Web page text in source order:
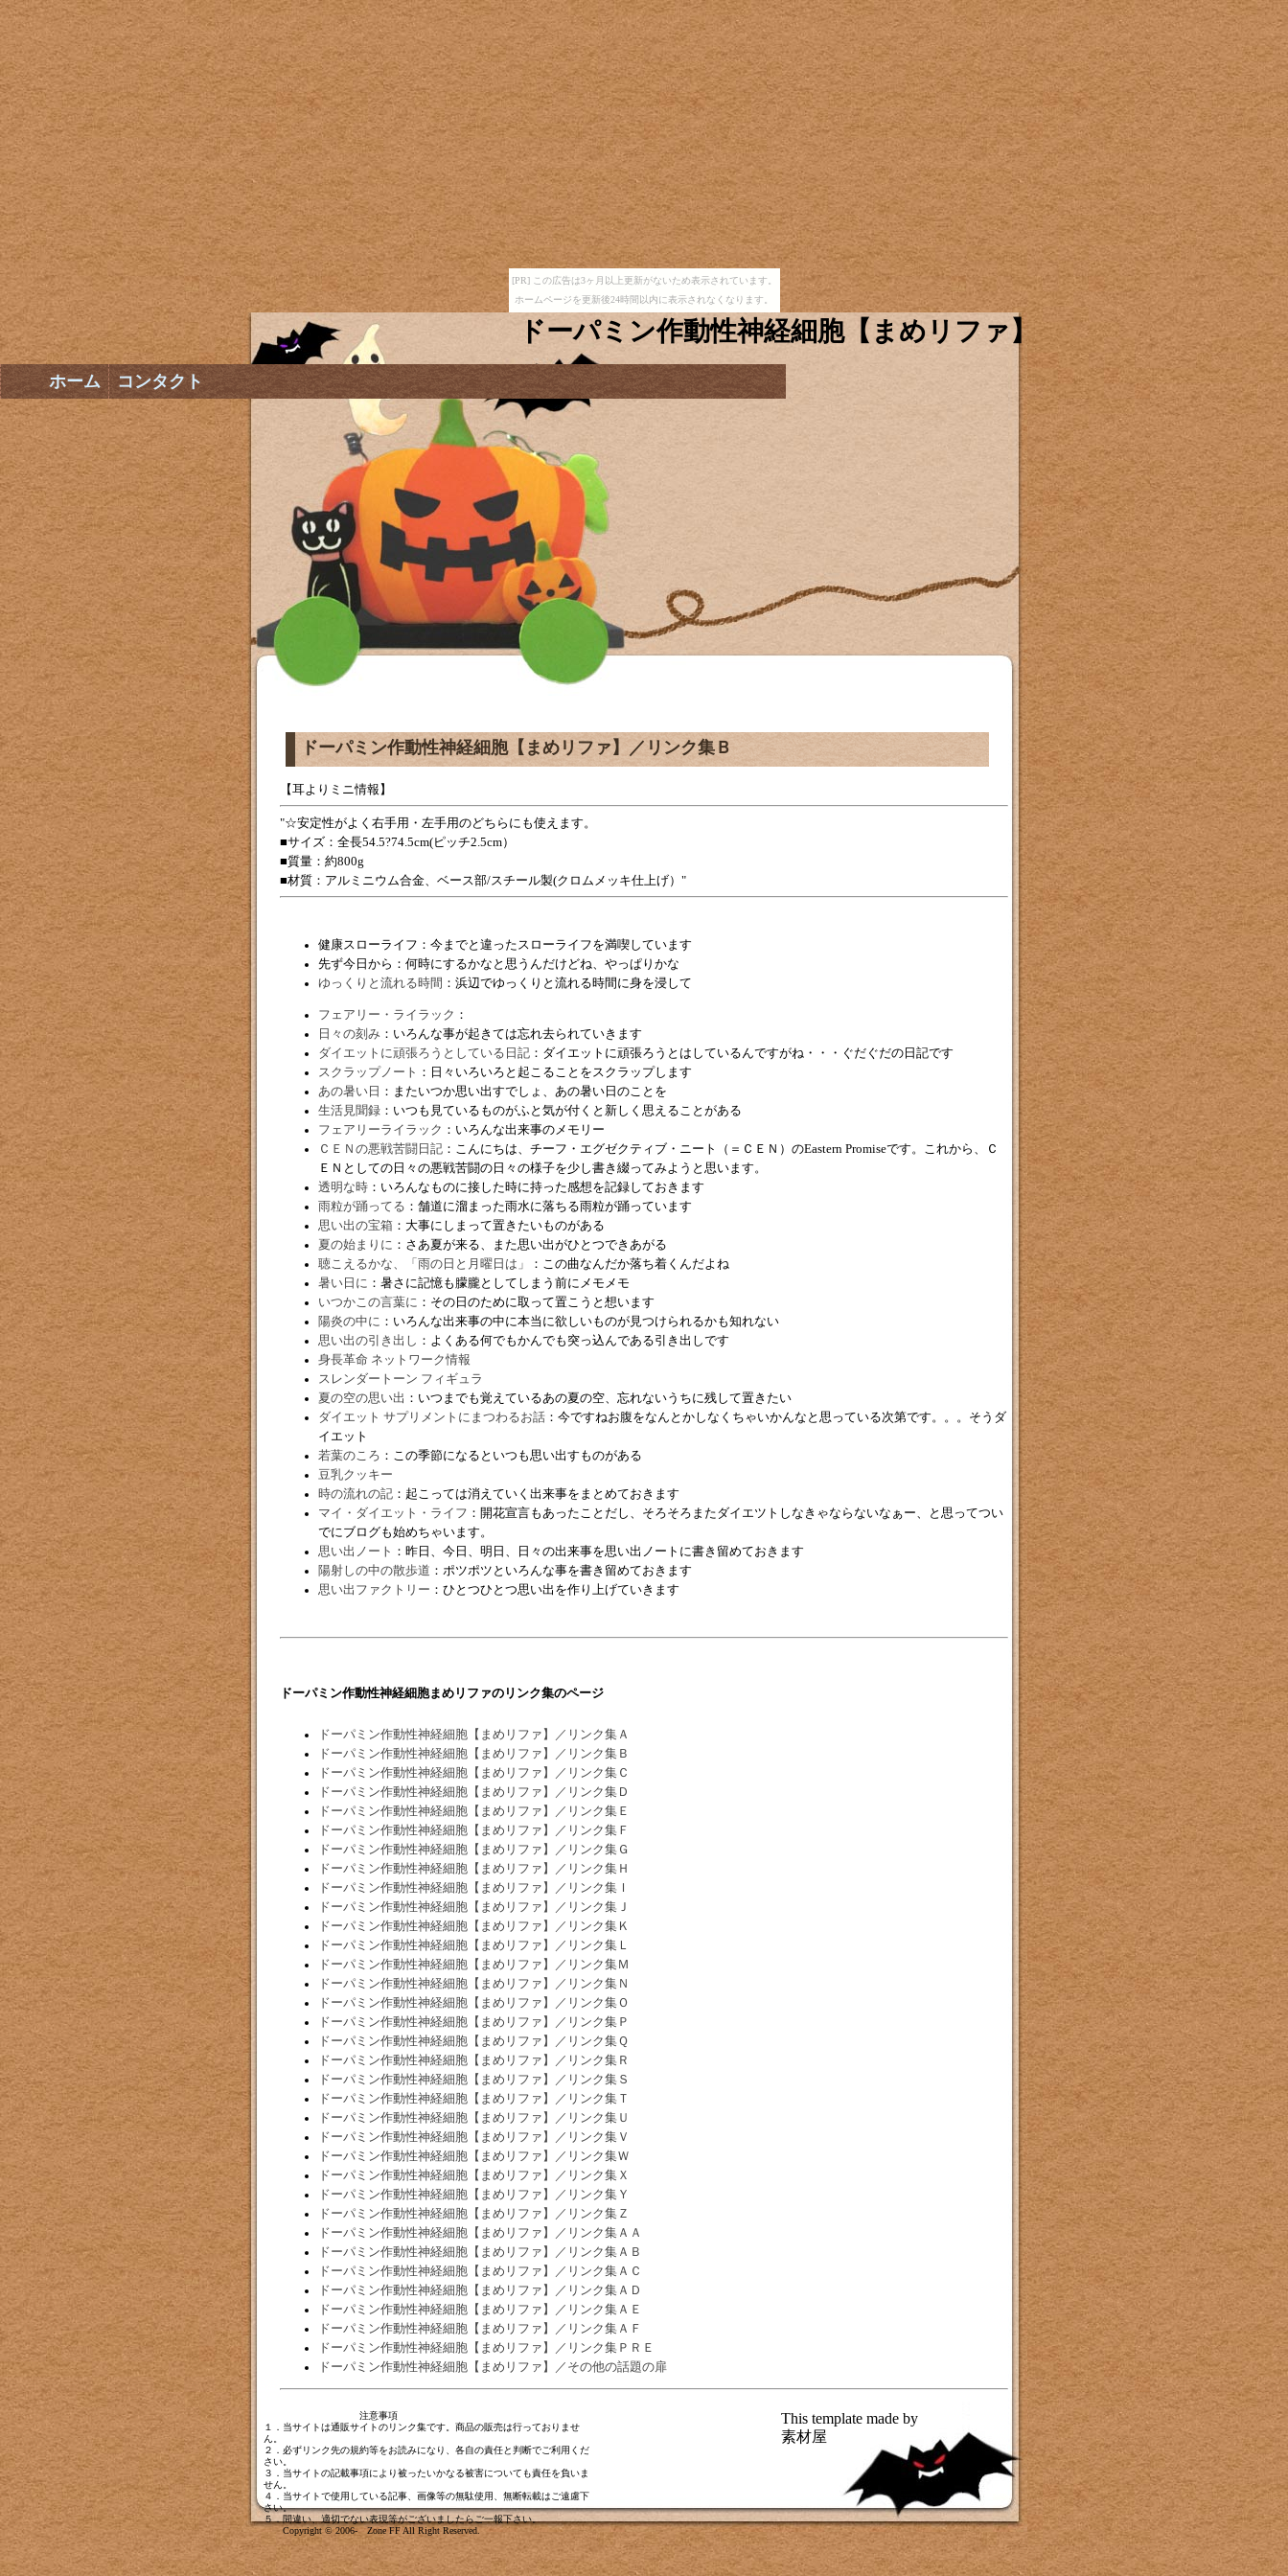
[PR] この広告は3ヶ月以上更新がないため表示されています。
ホームページを更新後24時間以内に表示されなくなります。
ドーパミン作動性神経細胞【まめリファ】
ドーパミン作動性神経細胞【まめリファ】／リンク集Ｂ
【耳よりミニ情報】
☆安定性がよく右手用・左手用のどちらにも使えます。
■サイズ：全長54.5?74.5cm(ピッチ2.5cm）
■質量：約800g
■材質：アルミニウム合金、ベース部/スチール製(クロムメッキ仕上げ）
健康スローライフ：今までと違ったスローライフを満喫しています
先ず今日から：何時にするかなと思うんだけどね、やっぱりかな
ゆっくりと流れる時間 ：浜辺でゆっくりと流れる時間に身を浸して
フェアリー・ライラック ：
日々の刻み ：いろんな事が起きては忘れ去られていきます
ダイエットに頑張ろうとしている日記 ：ダイエットに頑張ろうとはしているんですがね・・・ぐだぐだの日記です
スクラップノート ：日々いろいろと起こることをスクラップします
あの暑い日 ：またいつか思い出すでしょ、あの暑い日のことを
生活見聞録 ：いつも見ているものがふと気が付くと新しく思えることがある
フェアリーライラック ：いろんな出来事のメモリー
ＣＥＮの悪戦苦闘日記 ：こんにちは、チーフ・エグゼクティブ・ニート（＝ＣＥＮ）のEastern Promiseです。これから、Ｃ
ＥＮとしての日々の悪戦苦闘の日々の様子を少し書き綴ってみようと思います。
透明な時 ：いろんなものに接した時に持った感想を記録しておきます
雨粒が踊ってる ：舗道に溜まった雨水に落ちる雨粒が踊っています
思い出の宝箱 ：大事にしまって置きたいものがある
夏の始まりに ：さあ夏が来る、また思い出がひとつできあがる
聴こえるかな、「雨の日と月曜日は」
：この曲なんだか落ち着くんだよね
暑い日に ：暑さに記憶も朦朧としてしまう前にメモメモ
いつかこの言葉に ：その日のために取って置こうと想います
陽炎の中に ：いろんな出来事の中に本当に欲しいものが見つけられるかも知れない
思い出の引き出し ：よくある何でもかんでも突っ込んである引き出しです
身長革命 ネットワーク情報
スレンダートーン フィギュラ
夏の空の思い出 ：いつまでも覚えているあの夏の空、忘れないうちに残して置きたい
ダイエット サプリメントにまつわるお話 ：今ですねお腹をなんとかしなくちゃいかんなと思っている次第です。。。そうダ
イエット
若葉のころ ：この季節になるといつも思い出すものがある
豆乳クッキー
時の流れの記 ：起こっては消えていく出来事をまとめておきます
マイ・ダイエット・ライフ ：開花宣言もあったことだし、そろそろまたダイエツトしなきゃならないなぁー、と思ってつい
でにブログも始めちゃいます。
思い出ノート ：昨日、今日、明日、日々の出来事を思い出ノートに書き留めておきます
陽射しの中の散歩道 ：ポツポツといろんな事を書き留めておきます
思い出ファクトリー ：ひとつひとつ思い出を作り上げていきます
ドーパミン作動性神経細胞まめリファのリンク集のページ
ドーパミン作動性神経細胞【まめリファ】／リンク集Ａ
ドーパミン作動性神経細胞【まめリファ】／リンク集Ｂ
ドーパミン作動性神経細胞【まめリファ】／リンク集Ｃ
ドーパミン作動性神経細胞【まめリファ】／リンク集Ｄ
ドーパミン作動性神経細胞【まめリファ】／リンク集Ｅ
ドーパミン作動性神経細胞【まめリファ】／リンク集Ｆ
ドーパミン作動性神経細胞【まめリファ】／リンク集Ｇ
ドーパミン作動性神経細胞【まめリファ】／リンク集Ｈ
ドーパミン作動性神経細胞【まめリファ】／リンク集Ｉ
ドーパミン作動性神経細胞【まめリファ】／リンク集Ｊ
ドーパミン作動性神経細胞【まめリファ】／リンク集Ｋ
ドーパミン作動性神経細胞【まめリファ】／リンク集Ｌ
ドーパミン作動性神経細胞【まめリファ】／リンク集Ｍ
ドーパミン作動性神経細胞【まめリファ】／リンク集Ｎ
ドーパミン作動性神経細胞【まめリファ】／リンク集Ｏ
ドーパミン作動性神経細胞【まめリファ】／リンク集Ｐ
ドーパミン作動性神経細胞【まめリファ】／リンク集Ｑ
ドーパミン作動性神経細胞【まめリファ】／リンク集Ｒ
ドーパミン作動性神経細胞【まめリファ】／リンク集Ｓ
ドーパミン作動性神経細胞【まめリファ】／リンク集Ｔ
ドーパミン作動性神経細胞【まめリファ】／リンク集Ｕ
ドーパミン作動性神経細胞【まめリファ】／リンク集Ｖ
ドーパミン作動性神経細胞【まめリファ】／リンク集Ｗ
ドーパミン作動性神経細胞【まめリファ】／リンク集Ｘ
ドーパミン作動性神経細胞【まめリファ】／リンク集Ｙ
ドーパミン作動性神経細胞【まめリファ】／リンク集Ｚ
ドーパミン作動性神経細胞【まめリファ】／リンク集ＡＡ
ドーパミン作動性神経細胞【まめリファ】／リンク集ＡＢ
ドーパミン作動性神経細胞【まめリファ】／リンク集ＡＣ
ドーパミン作動性神経細胞【まめリファ】／リンク集ＡＤ
ドーパミン作動性神経細胞【まめリファ】／リンク集ＡＥ
ドーパミン作動性神経細胞【まめリファ】／リンク集ＡＦ
ドーパミン作動性神経細胞【まめリファ】／リンク集ＰＲＥ
ドーパミン作動性神経細胞【まめリファ】／その他の話題の扉
ホーム コンタクト
注意事項
１．当サイトは通販サイトのリンク集です。商品の販売は行っておりませ
ん。
２．必ずリンク先の規約等をお読みになり、各自の責任と判断でご利用くだ
さい。
３．当サイトの記載事項により被ったいかなる被害についても責任を負いま
せん。
４．当サイトで使用している記事、画像等の無駄使用、無断転載はご遠慮下
さい。
５．間違い、適切でない表現等がございましたら ご一報下さい
Copyright © 2006- Zone FF All Right Reserved.
This template made by
素材屋